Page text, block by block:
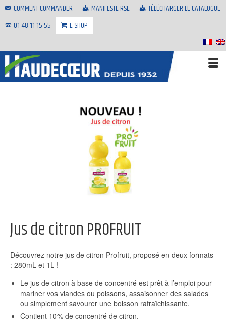
COMMENT COMMANDER MANIFESTE RSE
TÉLÉCHARGER LE CATALOGUE
01 48 11 15 55
E-SHOP
Jus de citron PROFRUIT
Découvrez notre jus de citron Profruit, proposé en deux formats
: 280mL et 1L !
Le jus de citron à base de concentré est prêt à l’emploi pour
mariner vos viandes ou poissons, assaisonner des salades
ou simplement savourer une boisson rafraîchissante.
Contient 10% de concentré de citron.